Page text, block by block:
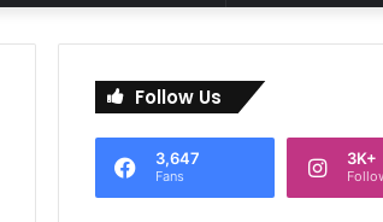
skin
Acak
Follow Us
3,647
Fans
3K+